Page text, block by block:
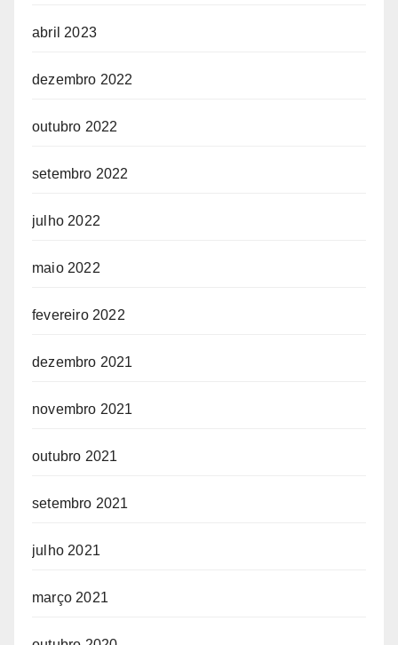
abril 2023
dezembro 2022
outubro 2022
setembro 2022
julho 2022
maio 2022
fevereiro 2022
dezembro 2021
novembro 2021
outubro 2021
setembro 2021
julho 2021
março 2021